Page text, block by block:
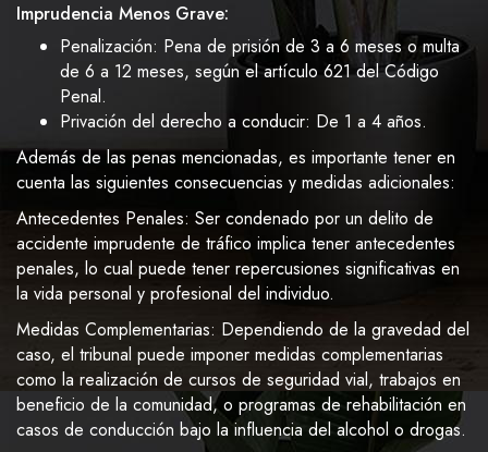
Imprudencia Menos Grave:
Penalización: Pena de prisión de 3 a 6 meses o multa
de 6 a 12 meses, según el artículo 621 del Código
Penal.
Privación del derecho a conducir: De 1 a 4 años.
Además de las penas mencionadas, es importante tener en
cuenta las siguientes consecuencias y medidas adicionales:
Antecedentes Penales: Ser condenado por un delito de
accidente imprudente de tráfico implica tener antecedentes
penales, lo cual puede tener repercusiones significativas en
la vida personal y profesional del individuo.
Medidas Complementarias: Dependiendo de la gravedad del
caso, el tribunal puede imponer medidas complementarias
como la realización de cursos de seguridad vial, trabajos en
beneficio de la comunidad, o programas de rehabilitación en
casos de conducción bajo la influencia del alcohol o drogas.